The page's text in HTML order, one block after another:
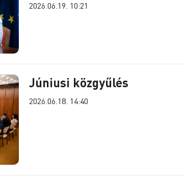
2026.06.19. 10:21
Júniusi közgyűlés
2026.06.18. 14:40